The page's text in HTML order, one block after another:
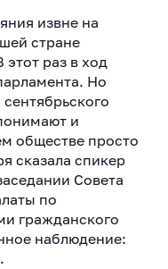
извне на
стране
раз в ход
Но
и
обществе просто
сказала спикер
Совета
по
гражданского
наблюдение: